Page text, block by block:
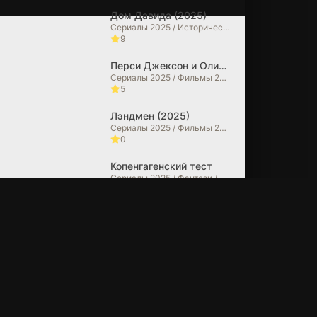
Дом Давида (2025)
Сериалы 2025 / Исторические фильмы / Фильмы 2025 / Фильмы в 4K
9
Перси Джексон и Олимпийцы (2025)
Сериалы 2025 / Фильмы 2025 / Фэнтези / Фильмы-приключения / Боевики / Зарубежные сериалы / Фильмы в 4K
5
Лэндмен (2025)
Сериалы 2025 / Фильмы 2025 / Драмы / Зарубежные сериалы
0
Копенгагенский тест
Сериалы 2025 / Фэнтези / Фантастические / Боевики / Зарубежные сериалы